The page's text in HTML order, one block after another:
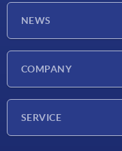
NEWS
COMPANY
SERVICE